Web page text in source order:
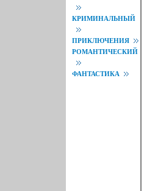
КРИМИНАЛЬНЫЙ
ПРИКЛЮЧЕНИЯ
РОМАНТИЧЕСКИЙ
ФАНТАСТИКА